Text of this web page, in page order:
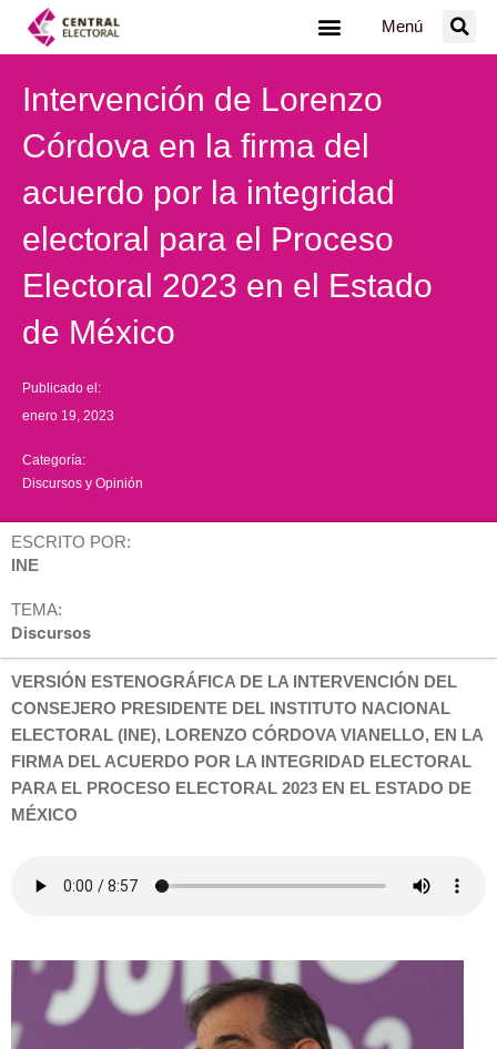
Menú
Intervención de Lorenzo
Córdova en la firma del
acuerdo por la integridad
electoral para el Proceso
Electoral 2023 en el Estado
de México
Publicado el:
enero 19, 2023
Categoría:
Discursos y Opinión
ESCRITO POR:
INE
TEMA:
Discursos
VERSIÓN ESTENOGRÁFICA DE LA INTERVENCIÓN DEL
CONSEJERO PRESIDENTE DEL INSTITUTO NACIONAL
ELECTORAL (INE), LORENZO CÓRDOVA VIANELLO, EN LA
FIRMA DEL ACUERDO POR LA INTEGRIDAD ELECTORAL
PARA EL PROCESO ELECTORAL 2023 EN EL ESTADO DE
MÉXICO